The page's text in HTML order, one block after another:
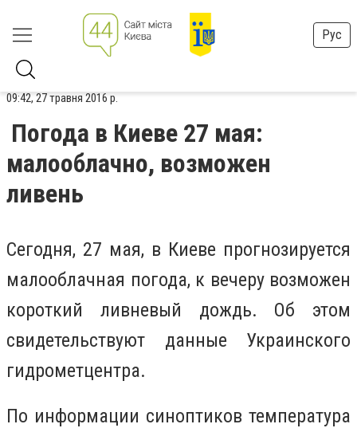
Рус
09:42, 27 травня 2016 р.
Погода в Киеве 27 мая:
малооблачно, возможен
ливень
Сегодня, 27 мая, в Киеве прогнозируется
малооблачная погода, к вечеру возможен
короткий ливневый дождь. Об этом
свидетельствуют данные Украинского
гидрометцентра.
По информации синоптиков температура